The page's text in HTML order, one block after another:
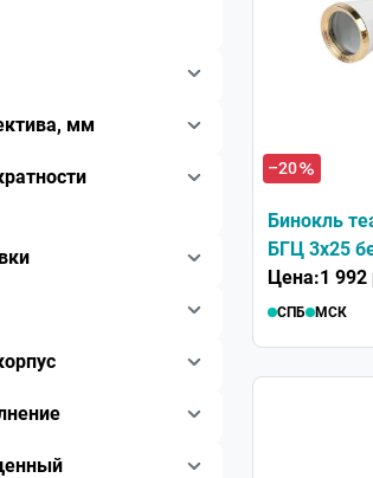
мм
–20
Бинокль
БГЦ 3x25
Цена:1 992
СПБ МСК